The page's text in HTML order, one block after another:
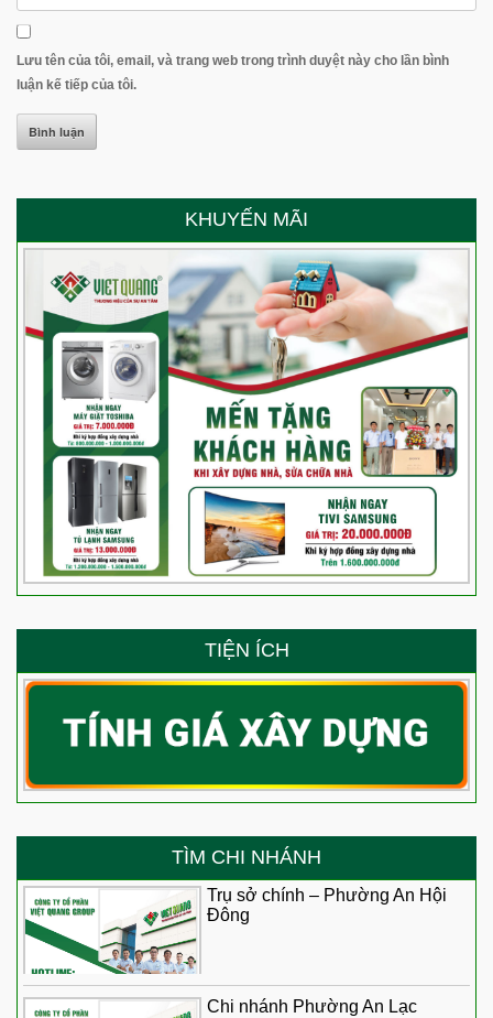
Lưu tên của tôi, email, và trang web trong trình duyệt này cho lần bình
luận kế tiếp của tôi.
KHUYẾN MÃI
TIỆN ÍCH
TÌM CHI NHÁNH
Trụ sở chính – Phường An Hội
Đông
Chi nhánh Phường An Lạc